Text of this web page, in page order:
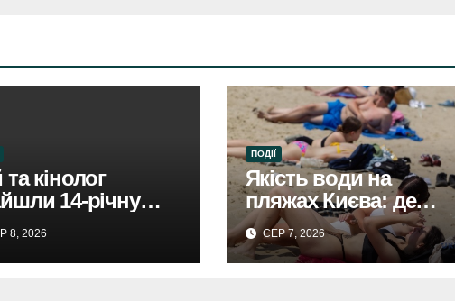
та кінолог
14-річну
в парку
8, 2026
ПОДІЇ
Якість води на
пляжах Києва: де
можна
купатисяЯкість води
на пляжах Києва:
СЕР 7, 2026